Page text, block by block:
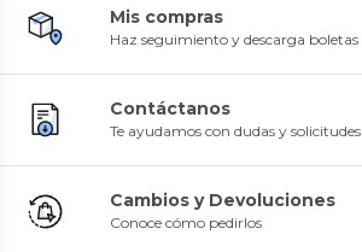
Mis compras
Haz seguimiento y descarga boletas
Contáctanos
Te ayudamos con dudas y solicitudes
Cambios y Devoluciones
Conoce cómo pedirlos